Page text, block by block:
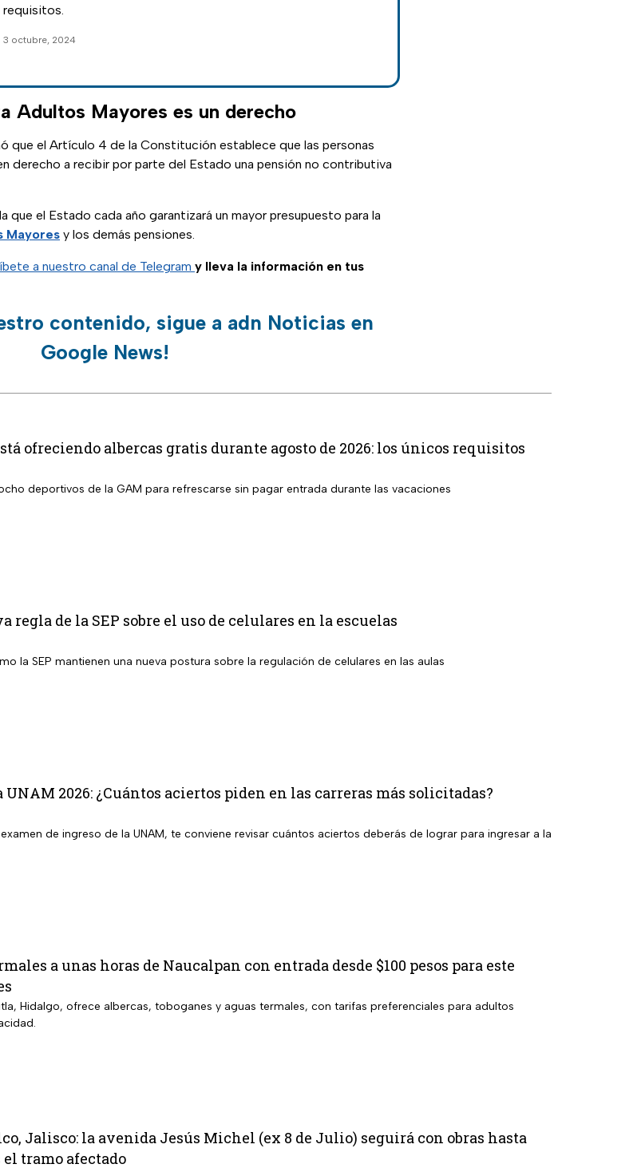
requisitos.
3 octubre, 2024
Adultos Mayores es un derecho
que el Artículo 4 de la Constitución establece que las personas
derecho a recibir por parte del Estado una pensión no contributiva
que el Estado cada año garantizará un mayor presupuesto para la
Mayores y los demás pensiones.
a nuestro canal de Telegram y lleva la información en tus
contenido, sigue a adn Noticias en
Google News!
ofreciendo albercas gratis durante agosto de 2026: los únicos requisitos
deportivos de la GAM para refrescarse sin pagar entrada durante las vacaciones
regla de la SEP sobre el uso de celulares en la escuelas
la SEP mantienen una nueva postura sobre la regulación de celulares en las aulas
2026: ¿Cuántos aciertos piden en las carreras más solicitadas?
de ingreso de la UNAM, te conviene revisar cuántos aciertos deberás de lograr para ingresar a la
a unas horas de Naucalpan con entrada desde $100 pesos para este
Hidalgo, ofrece albercas, toboganes y aguas termales, con tarifas preferenciales para adultos
Jalisco: la avenida Jesús Michel (ex 8 de Julio) seguirá con obras hasta
el tramo afectado